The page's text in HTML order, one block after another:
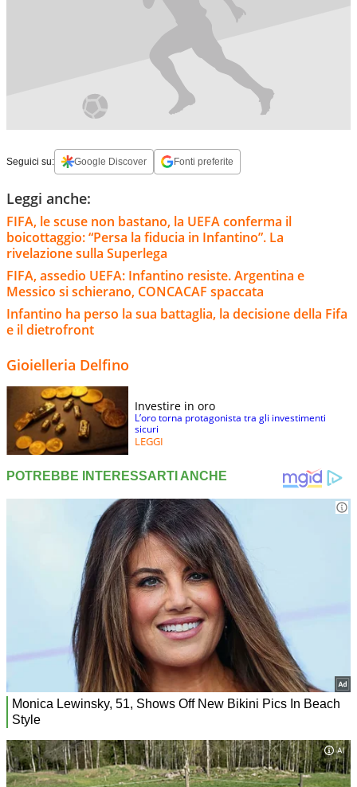
Seguici su: Google Discover Fonti preferite
Leggi anche:
FIFA, le scuse non bastano, la UEFA conferma il
boicottaggio: “Persa la fiducia in Infantino”. La
rivelazione sulla Superlega
FIFA, assedio UEFA: Infantino resiste. Argentina e
Messico si schierano, CONCACAF spaccata
Infantino ha perso la sua battaglia, la decisione della Fifa
e il dietrofront
Gioielleria Delfino
Investire in oro
L’oro torna protagonista tra gli investimenti
sicuri
LEGGI